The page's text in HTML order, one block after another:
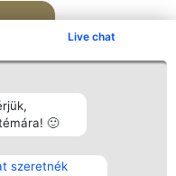
Live chat
🙂
szeretnék
Elérhetőség
Elérhetőség